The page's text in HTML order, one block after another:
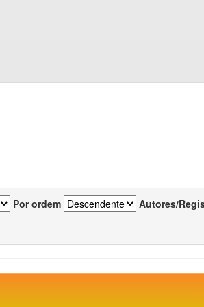
Por ordem Autores/